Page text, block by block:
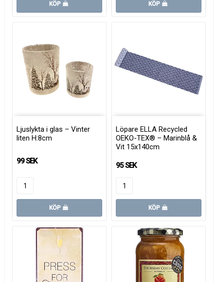
KÖP KÖP
Ljuslykta i glas – Vinter
liten H:8cm
99 SEK
KÖP
Löpare ELLA Recycled
OEKO-TEX® – Marinblå &
Vit 15x140cm
95 SEK
KÖP